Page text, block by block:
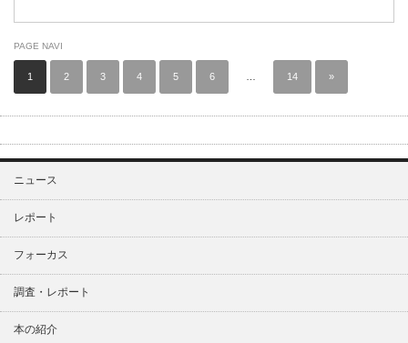
PAGE NAVI
1 2 3 4 5 6 14 »
ニュース
レポート
フォーカス
調査・レポート
本の紹介